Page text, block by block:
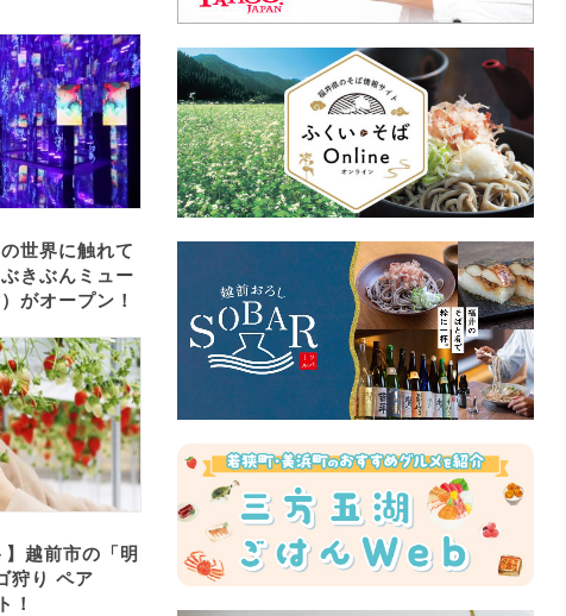
世界に触れて
きぶんミュー
がオープン！
】越前市の「明
狩り ペア
！